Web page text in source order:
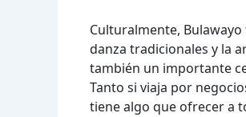
Culturalmente,
danza tradicionales y la
también un importante
Tanto si viaja por
tiene algo que ofrecer a